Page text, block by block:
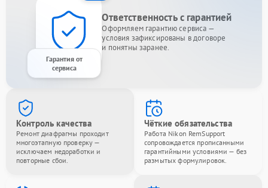
Гарантия от
сервиса
Ответственность с гарантией
Оформляем гарантию сервиса —
условия зафиксированы в договоре
и понятны заранее.
Контроль качества
Ремонт диафрагмы проходит
многоэтапную проверку —
исключаем недоработки и
повторные сбои.
Чёткие обязательства
Работа Nikon RemSupport
сопровождается прописанными
гарантийными условиями — без
размытых формулировок.